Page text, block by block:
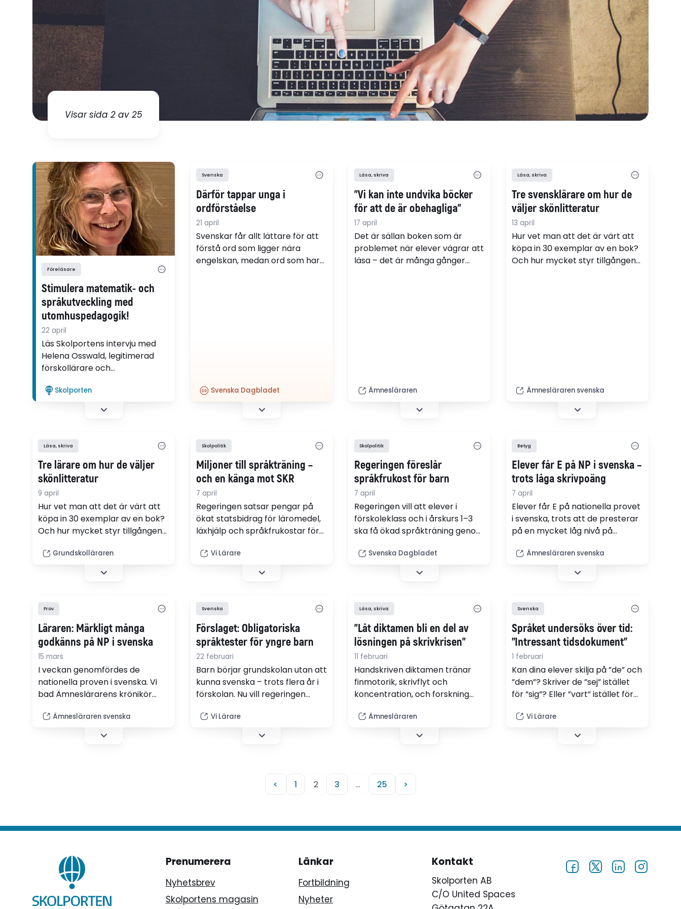
Visar sida 2 av 25
Föreläsare
Stimulera matematik- och
språkutveckling med
utomhuspedagogik!
22 april
Läs Skolportens intervju med
Helena Osswald, legitimerad
förskollärare och
Skolportens workshop Språk,
matematik och rörelseglädje –
Skolporten
Svenska
Därför tappar unga i
ordförståelse
21 april
Svenskar får allt lättare för att
förstå ord som ligger nära
engelskan, medan ord som har
Svenska Dagbladet
Läsa, skriva
"Vi kan inte undvika böcker
för att de är obehagliga"
17 april
Det är sällan boken som är
problemet när elever vägrar att
läsa – det är många gånger
Ämnesläraren
Läsa, skriva
Tre svensklärare om hur de
väljer skönlitteratur
13 april
Hur vet man att det är värt att
köpa in 30 exemplar av en bok?
Och hur mycket styr tillgången
Ämnesläraren svenska
Läsa, skriva
Tre lärare om hur de väljer
skönlitteratur
9 april
Hur vet man att det är värt att
köpa in 30 exemplar av en bok?
Och hur mycket styr tillgången
skönlitteratur? Vi frågade tre
svensklärare.
Grundskolläraren
Skolpolitik
Miljoner till språkträning –
och en känga mot SKR
7 april
Regeringen satsar pengar på
ökat statsbidrag för läromedel,
läxhjälp och språkfrukostar för
Samtidigt passar
utbildningsministern på att ge
Vi Lärare
Skolpolitik
Regeringen föreslår
språkfrukost för barn
7 april
Regeringen vill att elever i
förskoleklass och i årskurs 1–3
ska få ökad språkträning genom
föreslås också extra miljoner till
läxhjälp och böcker.
Svenska Dagbladet
Betyg
Elever får E på NP i svenska –
trots låga skrivpoäng
7 april
Elever får E på nationella provet
i svenska, trots att de presterar
på en mycket låg nivå på
från Skolverket som
Ämnesläraren begärt ut.
svenskläraren Fredrik
Sandström.
Ämnesläraren svenska
Prov
Läraren: Märkligt många
godkänns på NP i svenska
15 mars
I veckan genomfördes de
nationella proven i svenska. Vi
bad Ämneslärarens krönikör
på högstadiet, dela med sig av
sina tankar om vad proven
Ämnesläraren svenska
Svenska
Förslaget: Obligatoriska
språktester för yngre barn
22 februari
Barn börjar grundskolan utan att
kunna svenska – trots flera år i
förskolan. Nu vill regeringen
språkscreening av de yngsta.
Vi Lärare
Läsa, skriva
"Låt diktamen bli en del av
lösningen på skrivkrisen"
11 februari
Handskriven diktamen tränar
finmotorik, skrivflyt och
koncentration, och forskning
stärka både minne och språklig
bearbetning, skriver
Ämnesläraren
Svenska
Språket undersöks över tid:
”Intressant tidsdokument”
1 februari
Kan dina elever skilja på ”de” och
”dem”? Skriver de ”sej” istället
för ”sig”? Eller ”vart” istället för
förändringarna över tid. – Det
blir ett intressant tidsdokument,
Vi Lärare
< 1 2 3 … 25 >
Prenumerera
Nyhetsbrev
Skolportens magasin
Länkar
Fortbildning
Nyheter
Kontakt
Skolporten AB
C/O United Spaces